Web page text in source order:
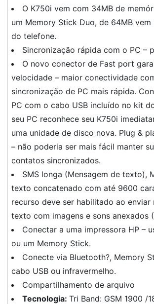
O K750i vem com 34MB de
um Memory Stick Duo, de 64MB
do telefone.
Sincronização rápida com o PC –
O novo conector de Fast port
velocidade – maior conectividade
sincronização de PC mais rápida.
PC com o cabo USB incluído no kit
seu PC reconhece seu K750i
uma unidade de disco nova. Plug &
– não poderia ser mais fácil manter
contatos sincronizados.
SMS longa (Mensagem de texto),
texto concatenado com até 9600
recurso deve ser habilitado ao enviar
texto com imagens e sons anexados
Conectar a uma impressora HP –
ou um Memory Stick.
Conecte via Bluetooth?, Memory
cabo USB ou infravermelho.
Compartilhamento de arquivo
Tecnologia: Tri Band: GSM 1900 /